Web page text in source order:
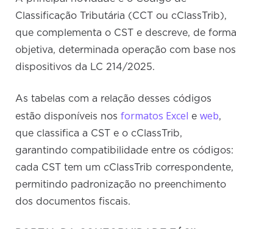
Classificação Tributária (CCT ou cClassTrib),
que complementa o CST e descreve, de forma
objetiva, determinada operação com base nos
dispositivos da LC 214/2025.
As tabelas com a relação desses códigos
estão disponíveis nosformatos Excel eweb,
que classifica a CST e o cClassTrib,
garantindo compatibilidade entre os códigos:
cada CST tem um cClassTrib correspondente,
permitindo padronização no preenchimento
dos documentos fiscais.